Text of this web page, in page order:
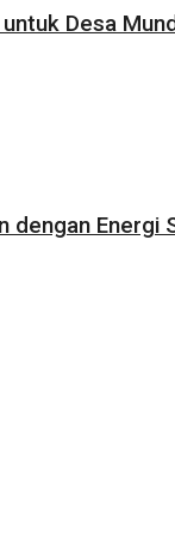
Desa
dengan Energi